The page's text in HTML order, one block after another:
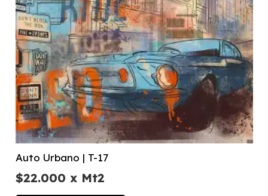
Auto Urbano | T-17
$22.000 x Mt2